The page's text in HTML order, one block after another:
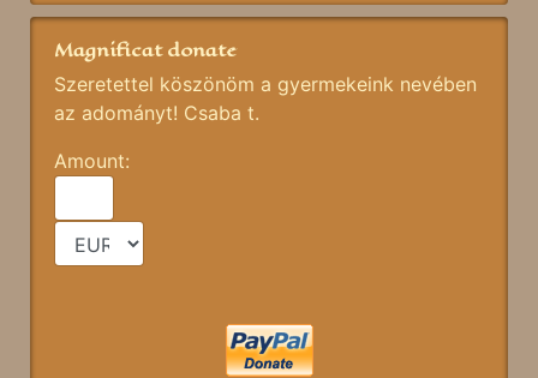
Magnificat donate
Szeretettel köszönöm a gyermekeink nevében
az adományt! Csaba t.
Amount: